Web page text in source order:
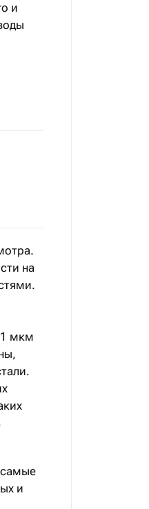
и
чем на 20 процентов...
на
1 мкм
самые
и